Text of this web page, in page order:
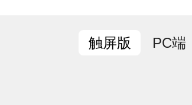
触屏版 PC端